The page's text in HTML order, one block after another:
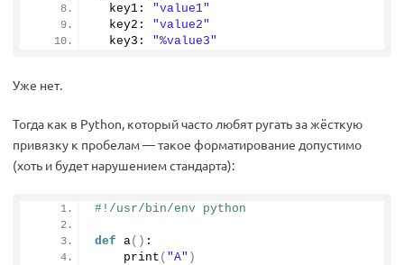
  key1:
"value1"
  key2:
"value2"
  key3:
"%value3"
Уже нет.
Тогда как в Python, который часто любят ругать за жёсткую
привязку к пробелам — такое форматирование допустимо
(хоть и будет нарушением стандарта):
#!/usr/bin/env python
def a() :
print ( "A" )